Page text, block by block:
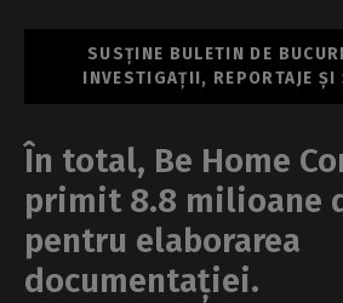
SUSȚINE BULETIN DE
INVESTIGAȚII, REPORTAJE ȘI
În total, Be Home
primit 8.8 milioane
pentru elaborarea
documentației.